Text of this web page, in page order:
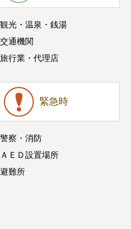
観光・温泉・銭湯
交通機関
旅行業・代理店
緊急時
警察・消防
ＡＥＤ設置場所
避難所